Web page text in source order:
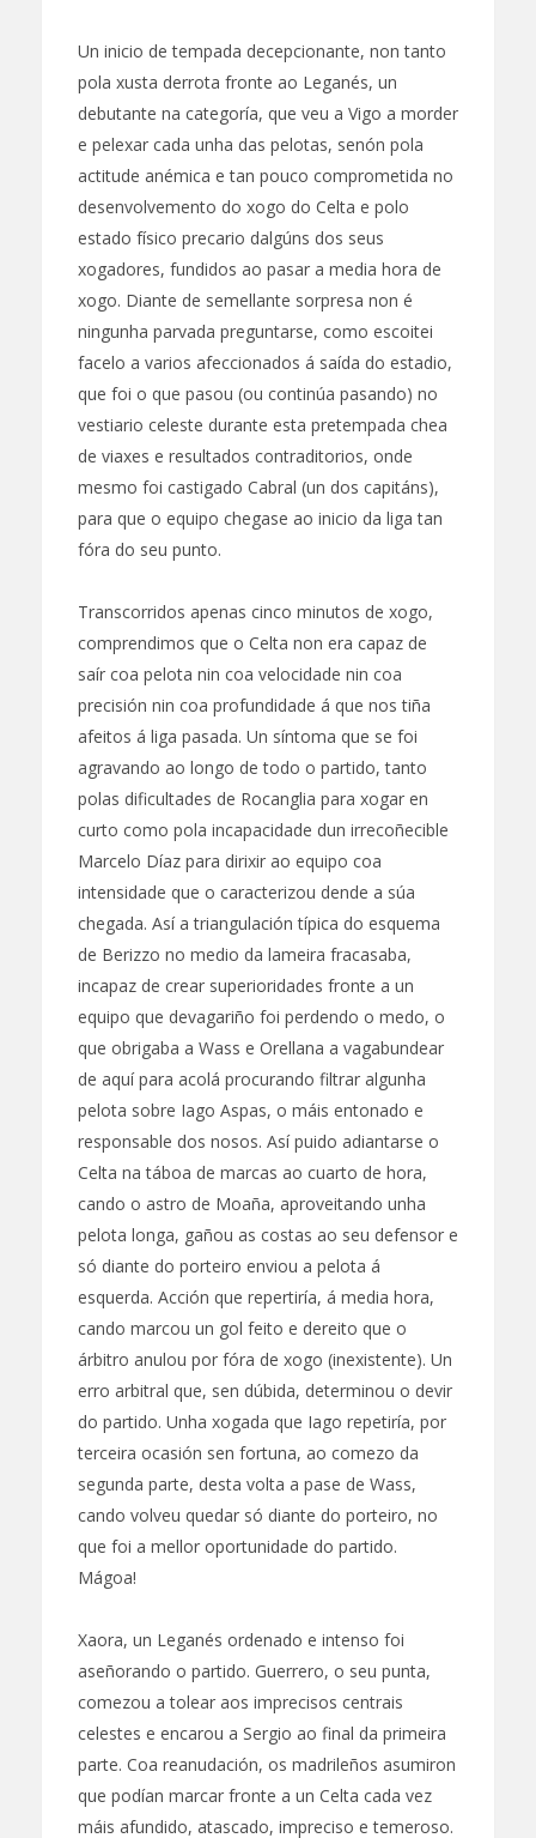
Un inicio de tempada decepcionante, non tanto
pola xusta derrota fronte ao Leganés, un
debutante na categoría, que veu a Vigo a morder
e pelexar cada unha das pelotas, senón pola
actitude anémica e tan pouco comprometida no
desenvolvemento do xogo do Celta e polo
estado físico precario dalgúns dos seus
xogadores, fundidos ao pasar a media hora de
xogo. Diante de semellante sorpresa non é
ningunha parvada preguntarse, como escoitei
facelo a varios afeccionados á saída do estadio,
que foi o que pasou (ou continúa pasando) no
vestiario celeste durante esta pretempada chea
de viaxes e resultados contraditorios, onde
mesmo foi castigado Cabral (un dos capitáns),
para que o equipo chegase ao inicio da liga tan
fóra do seu punto.
Transcorridos apenas cinco minutos de xogo,
comprendimos que o Celta non era capaz de
saír coa pelota nin coa velocidade nin coa
precisión nin coa profundidade á que nos tiña
afeitos á liga pasada. Un síntoma que se foi
agravando ao longo de todo o partido, tanto
polas dificultades de Rocanglia para xogar en
curto como pola incapacidade dun irrecoñecible
Marcelo Díaz para dirixir ao equipo coa
intensidade que o caracterizou dende a súa
chegada. Así a triangulación típica do esquema
de Berizzo no medio da lameira fracasaba,
incapaz de crear superioridades fronte a un
equipo que devagariño foi perdendo o medo, o
que obrigaba a Wass e Orellana a vagabundear
de aquí para acolá procurando filtrar algunha
pelota sobre Iago Aspas, o máis entonado e
responsable dos nosos. Así puido adiantarse o
Celta na táboa de marcas ao cuarto de hora,
cando o astro de Moaña, aproveitando unha
pelota longa, gañou as costas ao seu defensor e
só diante do porteiro enviou a pelota á
esquerda. Acción que repertiría, á media hora,
cando marcou un gol feito e dereito que o
árbitro anulou por fóra de xogo (inexistente). Un
erro arbitral que, sen dúbida, determinou o devir
do partido. Unha xogada que Iago repetiría, por
terceira ocasión sen fortuna, ao comezo da
segunda parte, desta volta a pase de Wass,
cando volveu quedar só diante do porteiro, no
que foi a mellor oportunidade do partido.
Mágoa!
Xaora, un Leganés ordenado e intenso foi
aseñorando o partido. Guerrero, o seu punta,
comezou a tolear aos imprecisos centrais
celestes e encarou a Sergio ao final da primeira
parte. Coa reanudación, os madrileños asumiron
que podían marcar fronte a un Celta cada vez
máis afundido, atascado, impreciso e temeroso.